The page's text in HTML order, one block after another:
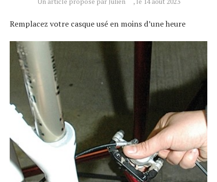
Remplacez votre casque usé en moins d’une heure